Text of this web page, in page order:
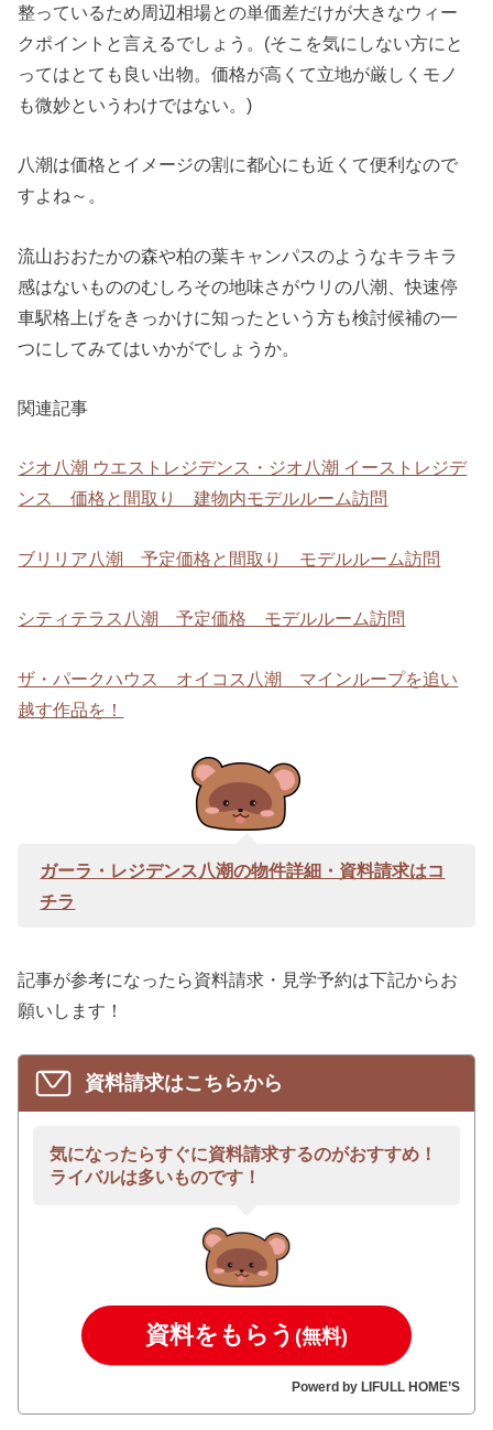
整っているため周辺相場との単価差だけが大きなウィー
クポイントと言えるでしょう。(そこを気にしない方にと
ってはとても良い出物。価格が高くて立地が厳しくモノ
も微妙というわけではない。)
八潮は価格とイメージの割に都心にも近くて便利なので
すよね～。
流山おおたかの森や柏の葉キャンパスのようなキラキラ
感はないもののむしろその地味さがウリの八潮、快速停
車駅格上げをきっかけに知ったという方も検討候補の一
つにしてみてはいかがでしょうか。
関連記事
ジオ八潮 ウエストレジデンス・ジオ八潮 イーストレジデ
ンス 価格と間取り 建物内モデルルーム訪問
ブリリア八潮 予定価格と間取り モデルルーム訪問
シティテラス八潮 予定価格 モデルルーム訪問
ザ・パークハウス オイコス八潮 マインループを追い
越す作品を！
ガーラ・レジデンス八潮の物件詳細・資料請求はコ
チラ
記事が参考になったら資料請求・見学予約は下記からお
願いします！
資料請求はこちらから
気になったらすぐに資料請求するのがおすすめ！
ライバルは多いものです！
資料をもらう (無料)
Powerd by LIFULL HOME’S